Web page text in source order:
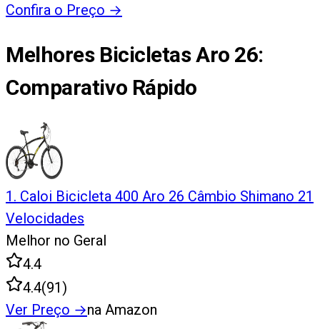
Confira o Preço →
Melhores Bicicletas Aro 26:
Comparativo Rápido
1 . Caloi Bicicleta 400 Aro 26 Câmbio Shimano 21
Velocidades
Melhor no Geral
4.4
4.4(91)
Ver Preço →na Amazon